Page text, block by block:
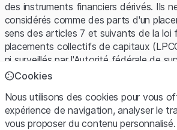
des instruments financiers dérivés. Ils
considérés comme des parts d'un
sens des articles 7 et suivants de la loi
placements collectifs de capitaux
ni surveillés par l'Autorité fédérale de
marchés financiers (FINMA) ni
protection spécifique des investisseurs
Conditions d'utilisation et
Cookies
Nous utilisons des cookies pour vous
expérience de navigation, analyser le
vous proposer du contenu